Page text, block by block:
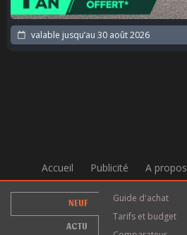
valable jusqu’au 30 août 2026
Accueil Publicité A propos
NEUF
ACTU
Guide d'achat
Tarifs et budget